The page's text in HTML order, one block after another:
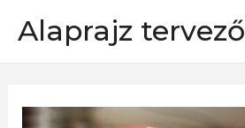
Alaprajz tervező